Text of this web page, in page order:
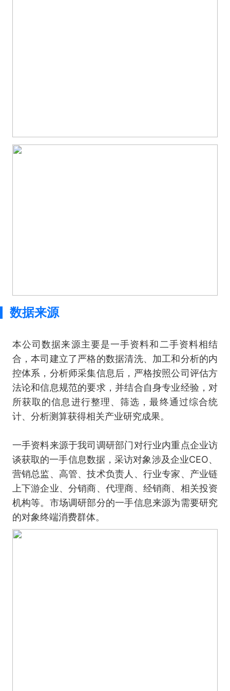
数据来源
本公司数据来源主要是一手资料和二手资料相结
合，本司建立了严格的数据清洗、加工和分析的内
控体系，分析师采集信息后，严格按照公司评估方
法论和信息规范的要求，并结合自身专业经验，对
所获取的信息进行整理、筛选，最终通过综合统
计、分析测算获得相关产业研究成果。
一手资料来源于我司调研部门对行业内重点企业访
谈获取的一手信息数据，采访对象涉及企业CEO、
营销总监、高管、技术负责人、行业专家、产业链
上下游企业、分销商、代理商、经销商、相关投资
机构等。市场调研部分的一手信息来源为需要研究
的对象终端消费群体。